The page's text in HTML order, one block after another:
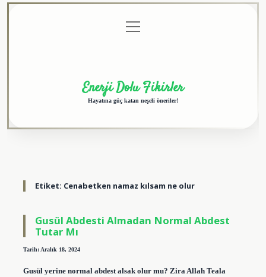
menüyü
aç
Enerji Dolu Fikirler
Hayatına güç katan neşeli öneriler!
Etiket: Cenabetken namaz kılsam ne olur
Gusül Abdesti Almadan Normal Abdest
Tutar Mı
Tarih: Aralık 18, 2024
Gusül yerine normal abdest alsak olur mu? Zira Allah Teala